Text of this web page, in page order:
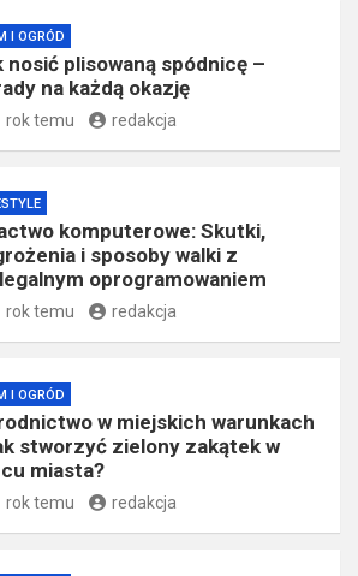
I OGRÓD
nosić plisowaną spódnicę –
na każdą okazję
rok temu redakcja
komputerowe: Skutki,
i sposoby walki z
oprogramowaniem
rok temu redakcja
I OGRÓD
w miejskich warunkach
stworzyć zielony zakątek w
miasta?
rok temu redakcja